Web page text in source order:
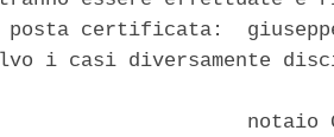
posta certificata:
i casi diversamente